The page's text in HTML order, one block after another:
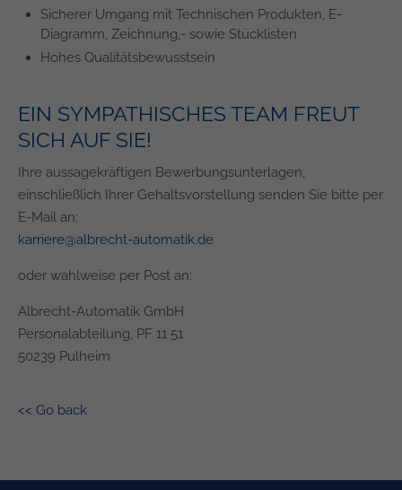
Sicherer Umgang mit Technischen Produkten, E-
Diagramm, Zeichnung,- sowie Stücklisten
Hohes Qualitätsbewusstsein
EIN SYMPATHISCHES TEAM FREUT
SICH AUF SIE!
Ihre aussagekräftigen Bewerbungsunterlagen,
einschließlich Ihrer Gehaltsvorstellung senden Sie bitte per
E-Mail an:
karriere@albrecht-automatik.de
oder wahlweise per Post an:
Albrecht-Automatik GmbH
Personalabteilung, PF 11 51
50239 Pulheim
<< Go back